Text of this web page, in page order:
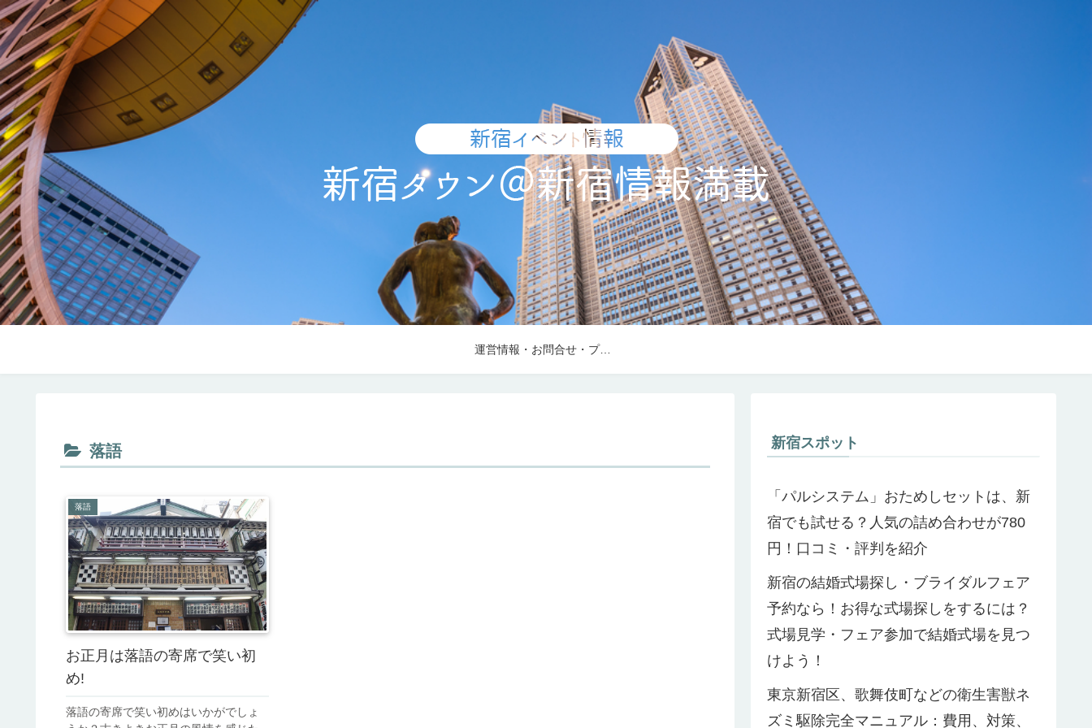
運営情報・お問合せ・プレスリリース受付・取材依頼について
落語
落語
お正月は落語の寄席で笑い初
め!
落語の寄席で笑い初めはいかがでしょ
新宿スポット
「パルシステム」おためしセットは、新
宿でも試せる？人気の詰め合わせが780
円！口コミ・評判を紹介
新宿の結婚式場探し・ブライダルフェア
予約なら！お得な式場探しをするには？
式場見学・フェア参加で結婚式場を見つ
けよう！
東京新宿区、歌舞伎町などの衛生害獣ネ
ズミ駆除完全マニュアル：費用、対策、